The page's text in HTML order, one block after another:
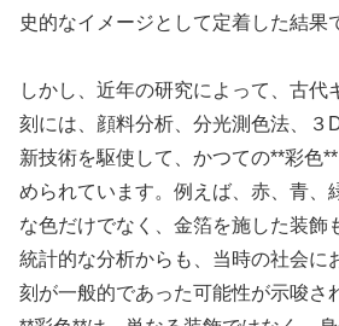
史的なイメージとして定着した結果
しかし、近年の研究によって、古代
刻には、顔料分析、分光測色法、３
新技術を駆使して、かつての**彩色
められています。例えば、赤、青、
な色だけでなく、金箔を施した装飾
統計的な分析からも、当時の社会に
刻が一般的であった可能性が示唆さ